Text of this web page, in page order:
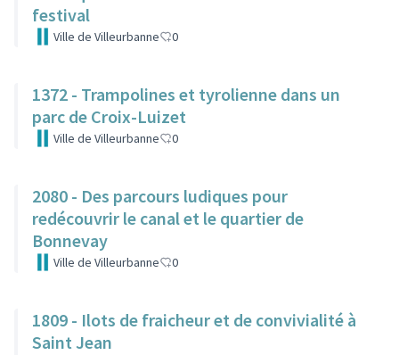
festival
Ville de Villeurbanne 0
1372 - Trampolines et tyrolienne dans un
parc de Croix-Luizet
Ville de Villeurbanne 0
2080 - Des parcours ludiques pour
redécouvrir le canal et le quartier de
Bonnevay
Ville de Villeurbanne 0
1809 - Ilots de fraicheur et de convivialité à
Saint Jean